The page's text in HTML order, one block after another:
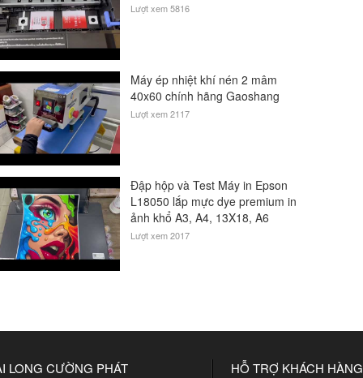
Lượt xem 5816
Máy ép nhiệt khí nén 2 mâm
40x60 chính hãng Gaoshang
Lượt xem 2117
Đập hộp và Test Máy in Epson
L18050 lắp mực dye premium in
ảnh khổ A3, A4, 13X18, A6
Lượt xem 2017
LONG CƯỜNG PHÁT HỖ TRỢ KHÁCH HÀNG